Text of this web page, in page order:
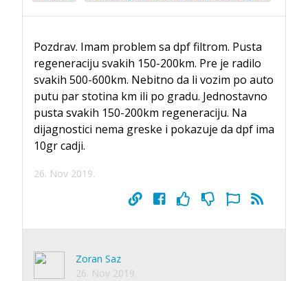
Pozdrav. Imam problem sa dpf filtrom. Pusta
regeneraciju svakih 150-200km. Pre je radilo
svakih 500-600km. Nebitno da li vozim po auto
putu par stotina km ili po gradu. Jednostavno
pusta svakih 150-200km regeneraciju. Na
dijagnostici nema greske i pokazuje da dpf ima
10gr cadji.
26. Nov 2019.
Zoran Saz
26. Nov 2019.